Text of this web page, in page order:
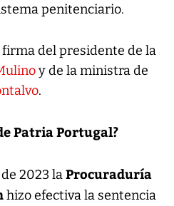
penitenciario.
del presidente de la
y de la ministra de
.
Patria Portugal?
2023 laProcuraduría
hizo efectiva la sentencia